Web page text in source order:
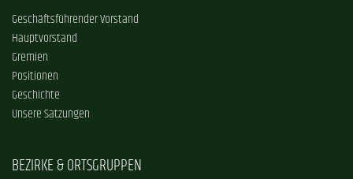
Geschäftsführender Vorstand
Hauptvorstand
Gremien
Positionen
Geschichte
Unsere Satzungen
BEZIRKE & ORTSGRUPPEN